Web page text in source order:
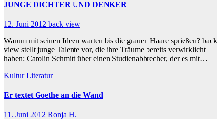
JUNGE DICHTER UND DENKER
12. Juni 2012 back view
Warum mit seinen Ideen warten bis die grauen Haare sprießen? back
view stellt junge Talente vor, die ihre Träume bereits verwirklicht
haben: Carolin Schmitt über einen Studienabbrecher, der es mit…
KulturLiteratur
Er textet Goethe an die Wand
11. Juni 2012 Ronja H.